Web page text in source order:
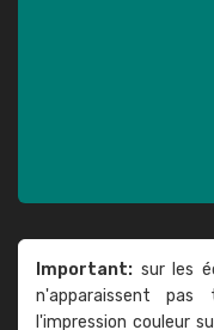
Important: sur les
n'apparaissent pas
l'impression couleur